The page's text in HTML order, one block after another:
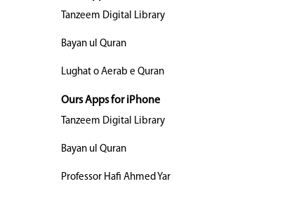
Tanzeem Digital Library
Bayan ul Quran
Lughat o Aerab e Quran
Ours Apps for iPhone
Tanzeem Digital Library
Bayan ul Quran
Professor Hafi Ahmed Yar